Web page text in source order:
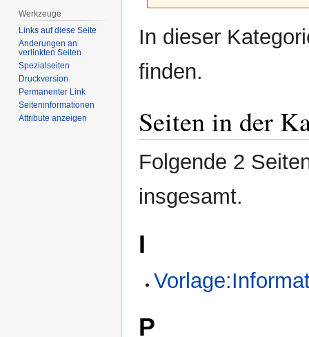
Navigation
Suche
In dieser
finden.
Seiten in der
Folgende 2
insgesamt.
I
P
Werkzeuge
Links auf diese Seite
Änderungen an
verlinkten Seiten
Spezialseiten
Druckversion
Permanenter Link
Seiten­­informationen
Attribute anzeigen